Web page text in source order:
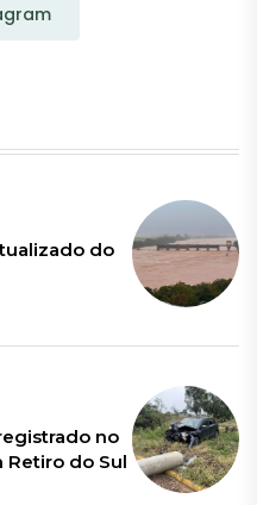
do
no
Retiro do Sul